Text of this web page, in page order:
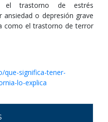
el trastorno de estrés
o depresión grave
como el trastorno de terror
que-significa-tener-
lo-explica